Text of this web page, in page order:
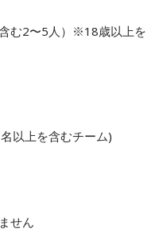
2〜5人）※18歳以上を
以上を含むチーム)
せん